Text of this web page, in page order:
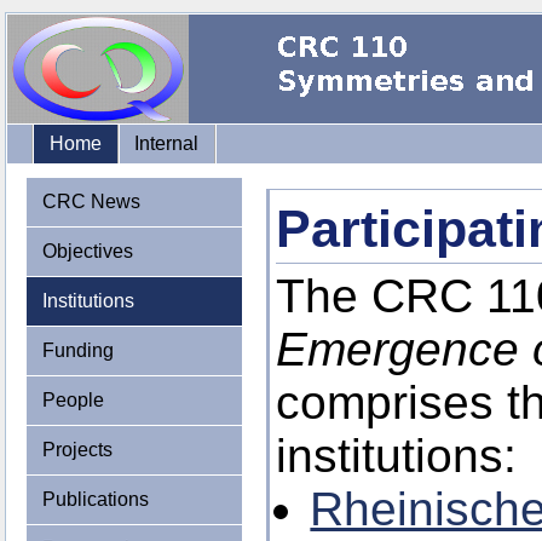
Home Internal
CRC News
Objectives
Institutions
Funding
People
Projects
Publications
The CRC
Emergence
comprises
institutions: